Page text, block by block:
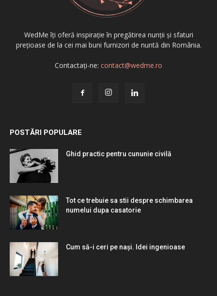
WedMe îți oferă inspirație în pregătirea nunții și sfaturi
prețioase de la cei mai buni furnizori de nuntă din România.
Contactați-ne: contact@wedme.ro
POSTĂRI POPULARE
Ghid practic pentru cununie civilă
Tot ce trebuie sa stii despre schimbarea
numelui dupa casatorie
Cum să-i ceri pe nași. Idei ingenioase